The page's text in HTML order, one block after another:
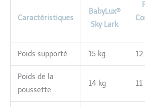
Caractéristiques
BabyLux®
Sky Lark
Poids supporté 15 kg 12
Poids de la
poussette
14 kg 11